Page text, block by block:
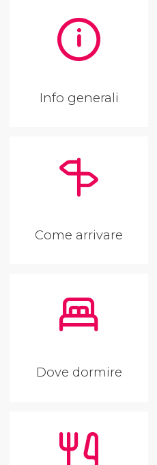
Info generali
Come arrivare
Dove dormire